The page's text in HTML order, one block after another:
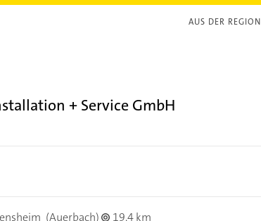
AUS DER REGION
+ Service GmbH
(Auerbach)
19,4 km